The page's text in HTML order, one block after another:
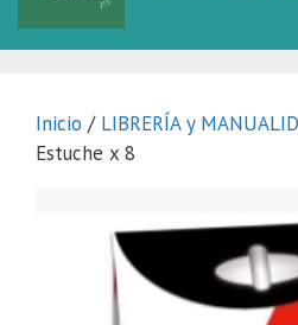
Inicio / LIBRERÍA y
Estuche x 8